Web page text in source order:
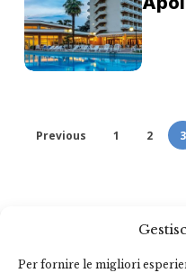
Per fornire le migliori
Previous 1 2 3